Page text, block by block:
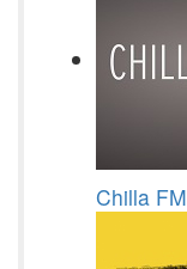
Chilla FM